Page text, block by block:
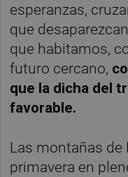
esperanzas,
que
que habitamos,
futuro cercano,
que la dicha del
favorable.
Las montañas de
primavera en